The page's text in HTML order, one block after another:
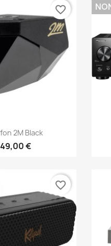
2M Black
€
favorite_border
favorite_border